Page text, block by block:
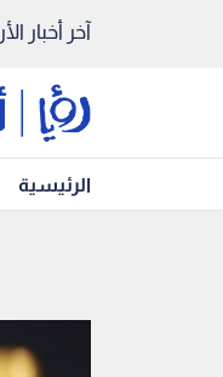
آخر أخبار
الرئيسية